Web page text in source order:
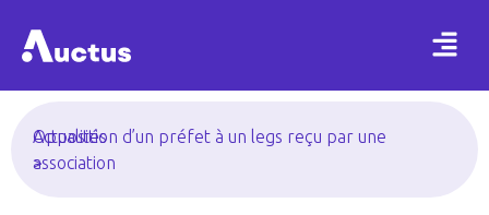
Actualités
>
Opposition d’un préfet à un legs reçu par une
association